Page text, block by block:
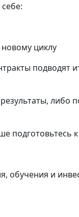
циклу
подводят
либо
подготовьтесь
обучения и